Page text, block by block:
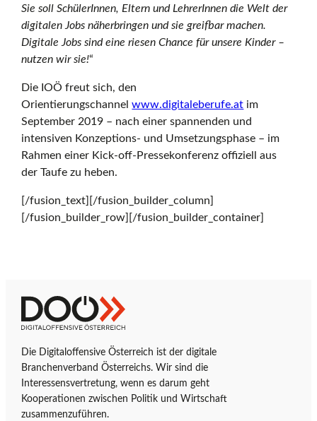
Sie soll SchülerInnen, Eltern und LehrerInnen die Welt der
digitalen Jobs näherbringen und sie greifbar machen.
Digitale Jobs sind eine riesen Chance für unsere Kinder –
nutzen wir sie!“
Die IOÖ freut sich, den
Orientierungschannelwww.digitaleberufe.at im
September 2019 – nach einer spannenden und
intensiven Konzeptions- und Umsetzungsphase – im
Rahmen einer Kick-off-Pressekonferenz offiziell aus
der Taufe zu heben.
[/fusion_text][/fusion_builder_column]
[/fusion_builder_row][/fusion_builder_container]
Z
u
S
t
a
r
D
i
i
t
a
l
Die Digitaloffensive Österreich ist der digitale
Branchenverband Österreichs. Wir sind die
Interessensvertretung, wenn es darum geht
Kooperationen zwischen Politik und Wirtschaft
zusammenzuführen.